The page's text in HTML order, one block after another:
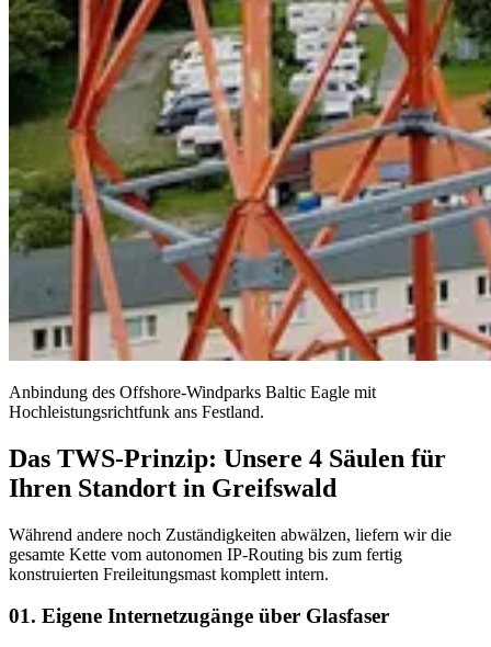
Anbindung des Offshore-Windparks Baltic Eagle mit
Hochleistungsrichtfunk ans Festland.
Das TWS-Prinzip: Unsere 4 Säulen für
Ihren Standort in Greifswald
Während andere noch Zuständigkeiten abwälzen, liefern wir die
gesamte Kette vom autonomen IP-Routing bis zum fertig
konstruierten Freileitungsmast komplett intern.
01. Eigene Internetzugänge über Glasfaser